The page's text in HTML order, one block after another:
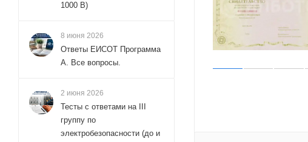
1000 В)
8 июня 2026
Ответы ЕИСОТ Программа
А. Все вопросы.
2 июня 2026
Тесты с ответами на III
группу по
электробезопасности (до и